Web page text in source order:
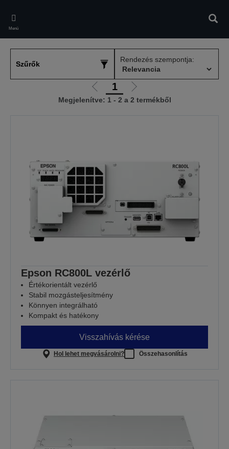
main
content
Menü
Szűrők
Rendezés szempontja:
Előző
oldalra
1
Következő
oldalra
Megjelenítve: 1 - 2 a 2 termékből
Epson RC800L vezérlő
Értékorientált vezérlő
Stabil mozgásteljesítmény
Könnyen integrálható
Kompakt és hatékony
Visszahívás kérése
Hol lehet megvásárolni? Összehasonlítás